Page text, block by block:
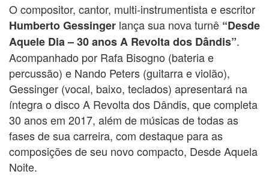
O compositor, cantor, multi-instrumentista e escritor
Humberto Gessinger lança sua nova turnê “Desde
Aquele Dia – 30 anos A Revolta dos Dândis”.
Acompanhado por Rafa Bisogno (bateria e
percussão) e Nando Peters (guitarra e violão),
Gessinger (vocal, baixo, teclados) apresentará na
íntegra o disco A Revolta dos Dândis, que completa
30 anos em 2017, além de músicas de todas as
fases de sua carreira, com destaque para as
composições de seu novo compacto, Desde Aquela
Noite.